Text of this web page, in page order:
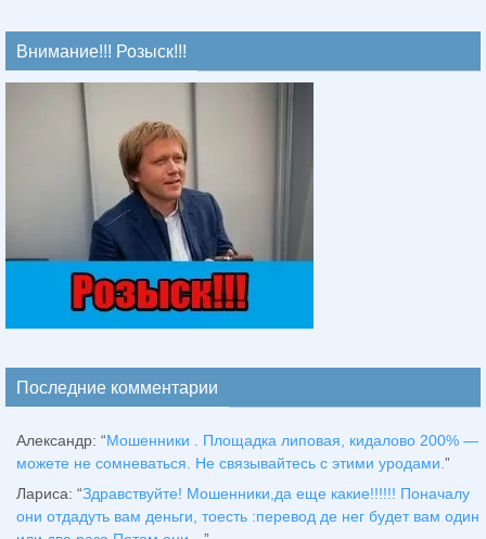
Внимание!!! Розыск!!!
Последние комментарии
Александр: “Мошенники . Площадка липовая, кидалово 200% —
можете не сомневаться. Не связывайтесь с этими уродами. ”
Лариса: “Здравствуйтe! Мошенники,да еще какие!!!!!! Поначалу
они отдадуть вам деньги, тоесть :перевод де нег будет вам один